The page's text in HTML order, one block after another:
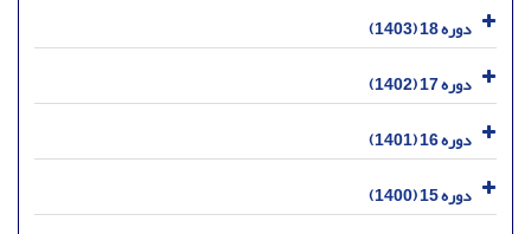
دوره 18 (1403)
دوره 17 (1402)
دوره 16 (1401)
دوره 15 (1400)